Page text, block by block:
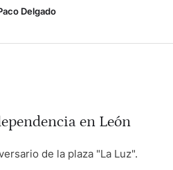
Delgado
en León
de la plaza "La Luz".